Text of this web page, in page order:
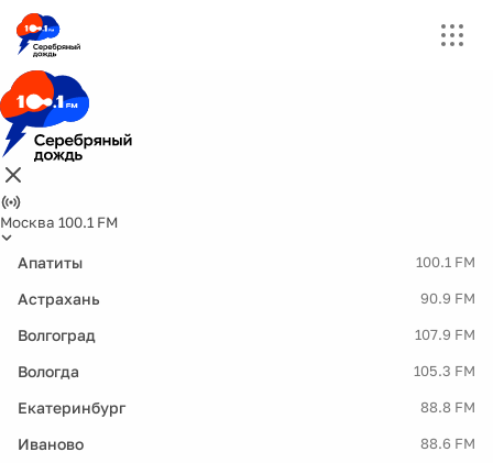
Москва 100.1 FM
Апатиты 100.1 FM
Астрахань 90.9 FM
Волгоград 107.9 FM
Вологда 105.3 FM
Екатеринбург 88.8 FM
Иваново 88.6 FM